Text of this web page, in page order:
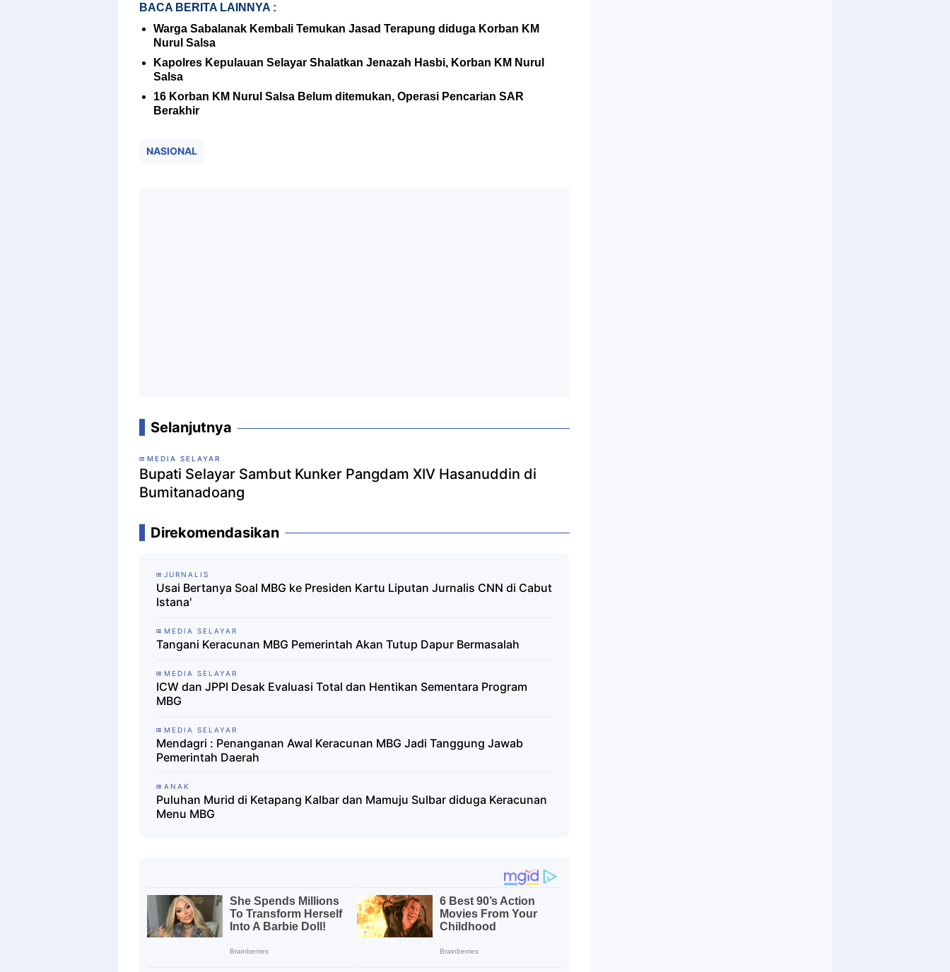
BACA BERITA LAINNYA :
Warga Sabalanak Kembali Temukan Jasad Terapung diduga Korban KM
Nurul Salsa
Kapolres Kepulauan Selayar Shalatkan Jenazah Hasbi, Korban KM Nurul
Salsa
16 Korban KM Nurul Salsa Belum ditemukan, Operasi Pencarian SAR
Berakhir
NASIONAL
Selanjutnya
MEDIA SELAYAR
Bupati Selayar Sambut Kunker Pangdam XIV Hasanuddin di
Bumitanadoang
Direkomendasikan
JURNALIS
Usai Bertanya Soal MBG ke Presiden Kartu Liputan Jurnalis CNN di Cabut
Istana'
MEDIA SELAYAR
Tangani Keracunan MBG Pemerintah Akan Tutup Dapur Bermasalah
MEDIA SELAYAR
ICW dan JPPI Desak Evaluasi Total dan Hentikan Sementara Program
MBG
MEDIA SELAYAR
Mendagri : Penanganan Awal Keracunan MBG Jadi Tanggung Jawab
Pemerintah Daerah
ANAK
Puluhan Murid di Ketapang Kalbar dan Mamuju Sulbar diduga Keracunan
Menu MBG